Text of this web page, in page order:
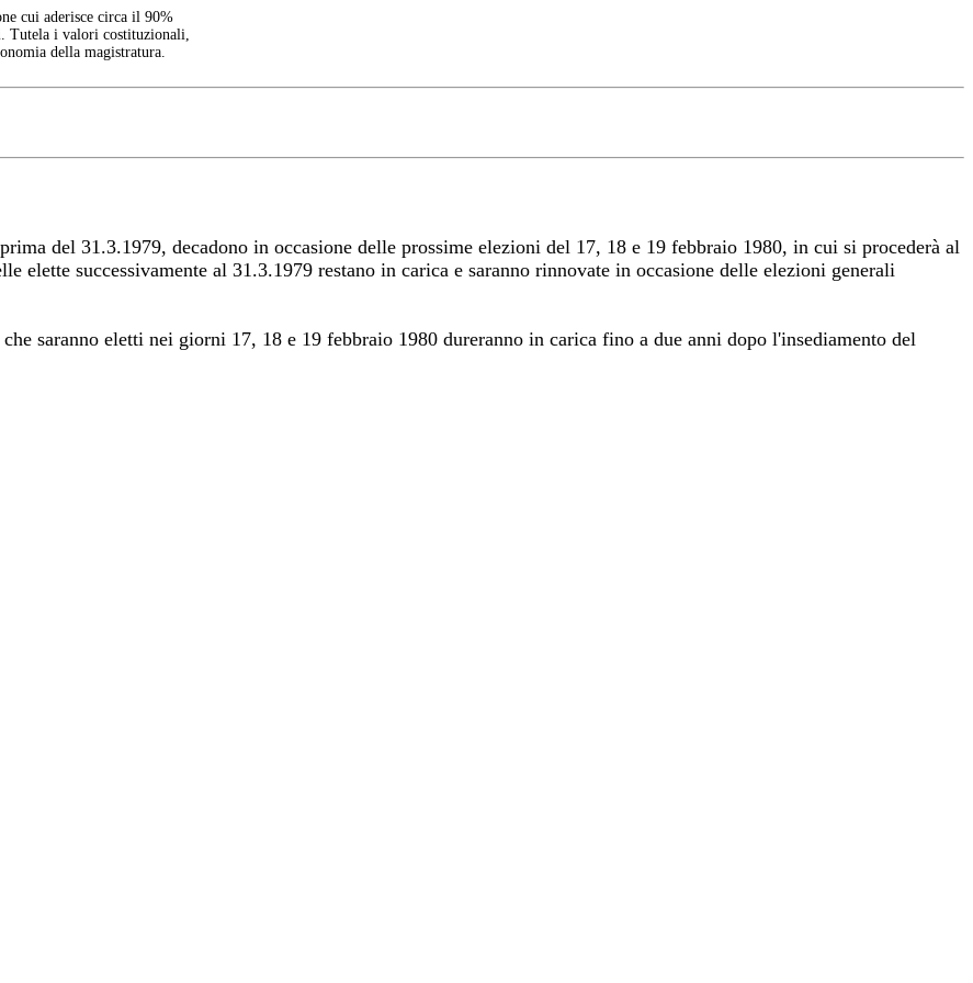
cui aderisce circa il 90%
Tutela i valori costituzionali,
della magistratura.
del 31.3.1979, decadono in occasione delle prossime elezioni del 17, 18 e 19 febbraio 1980, in cui si procederà al
successivamente al 31.3.1979 restano in carica e saranno rinnovate in occasione delle elezioni generali
saranno eletti nei giorni 17, 18 e 19 febbraio 1980 dureranno in carica fino a due anni dopo l'insediamento del